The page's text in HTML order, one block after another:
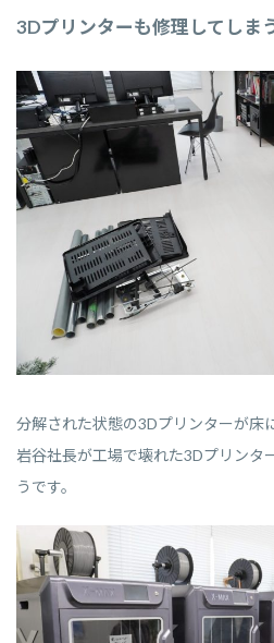
3Dプリンターも修理してしま
分解された状態の3Dプリンターが床
岩谷社長が工場で壊れた3Dプリンタ
うです。